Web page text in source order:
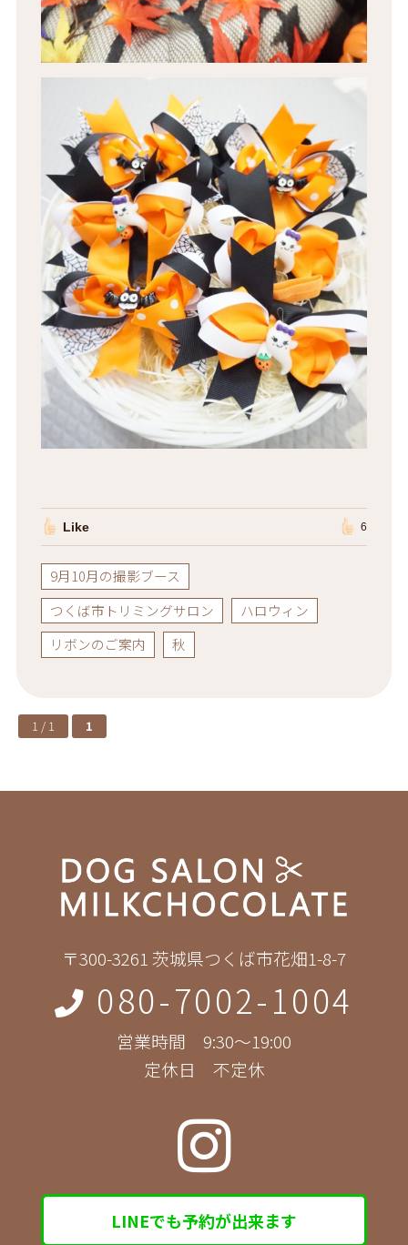
Like 6
9月10月の撮影ブース
つくば市トリミングサロン
ハロウィン
リボンのご案内
秋
1 / 1 1
〒300-3261 茨城県つくば市花畑1-8-7
080-7002-1004
営業時間 9:30～19:00
定休日 不定休
LINEでも予約が出来ます